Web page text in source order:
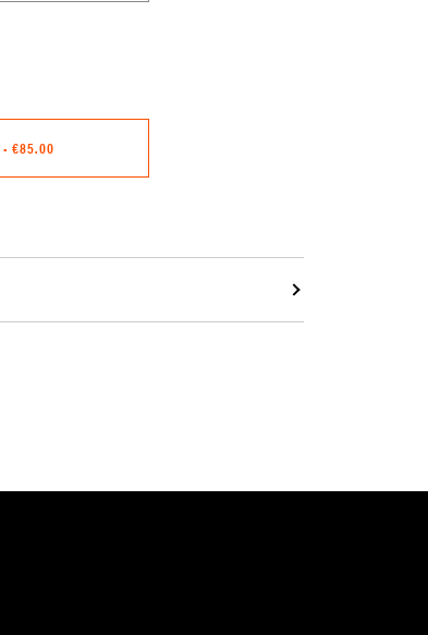
• €85.00